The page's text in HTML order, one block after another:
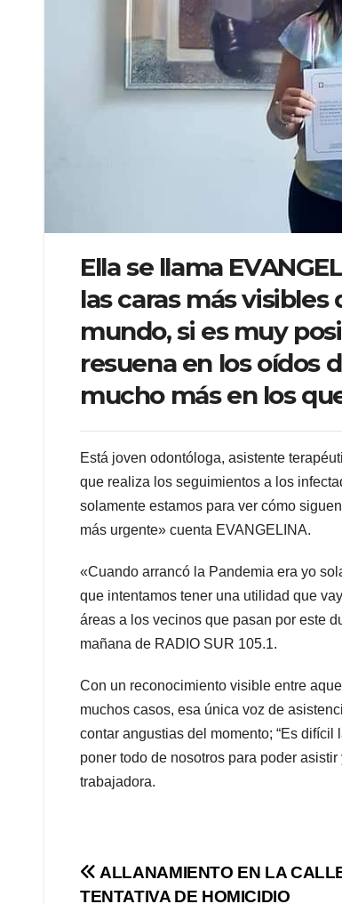
Ella se llama
las caras más
mundo, si es muy
resuena en los oídos
mucho más en los
Está joven odontóloga, asistente
que realiza los seguimientos a los
solamente estamos para ver cómo
más urgente» cuenta EVANGELINA.
«Cuando arrancó la Pandemia era yo
que intentamos tener una utilidad que
áreas a los vecinos que pasan por este
mañana de RADIO SUR 105.1.
Con un reconocimiento visible entre
muchos casos, esa única voz de
contar angustias del momento; “Es
poner todo de nosotros para poder
trabajadora.
Navegación
ALLANAMIENTO EN LA
TENTATIVA DE HOMICIDIO